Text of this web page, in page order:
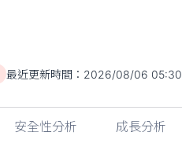
最近更新時間： 2026/08/06 05:30
安全性分析 成長分析